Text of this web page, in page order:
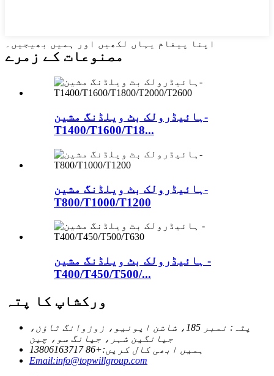
اپنا پیغام یہاں لکھیں اور ہمیں بھیجیں۔
مصنوعات کے زمرے
ہائیڈرولک بٹ ویلڈنگ مشین-
T1400/T1600/T18...
ہائیڈرولک بٹ ویلڈنگ مشین-
T800/T1000/T1200
ہائیڈرولک بٹ ویلڈنگ مشین -
T400/T450/T500/...
ورکشاپ کا پتہ
پتہ: نمبر 185، شاشن ایونیو، زوزوانگ ٹاؤن،
جیانگین شہر، جیانگ سو، چین
ہمیں ابھی کال کریں:+86 13806163717
Email:info@topwillgroup.com